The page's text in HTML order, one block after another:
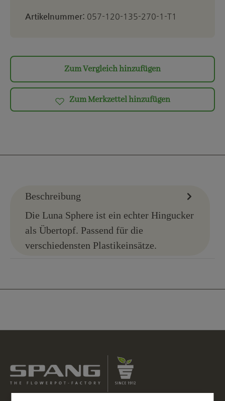
Artikelnummer: 057-120-135-270-1-T1
Zum Vergleich hinzufügen
Zum Merkzettel hinzufügen
Beschreibung
Die Luna Sphere ist ein echter Hingucker
als Übertopf. Passend für die
verschiedensten Plastikeinsätze.